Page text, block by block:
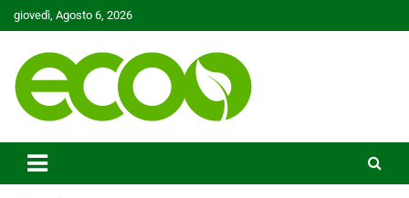
Skip
to
giovedì, Agosto 6, 2026
Ecoo.it